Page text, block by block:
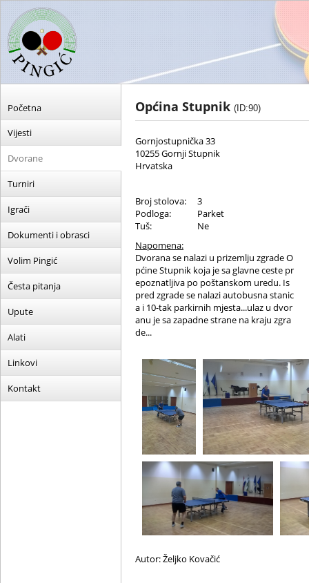
Početna
Vijesti
Dvorane
Turniri
Igrači
Dokumenti i obrasci
Volim Pingić
Česta pitanja
Upute
Alati
Linkovi
Kontakt
Općina Stupnik (ID:90)
Gornjostupnička 33
10255 Gornji Stupnik
Hrvatska
Broj stolova:
3
Podloga:
Parket
Tuš:
Ne
Napomena:
Dvorana se nalazi u prizemlju zgrade O
pćine Stupnik koja je sa glavne ceste pr
epoznatljiva po poštanskom uredu. Is
pred zgrade se nalazi autobusna stanic
a i 10-tak parkirnih mjesta...ulaz u dvor
anu je sa zapadne strane na kraju zgra
de...
Autor: Željko Kovačić